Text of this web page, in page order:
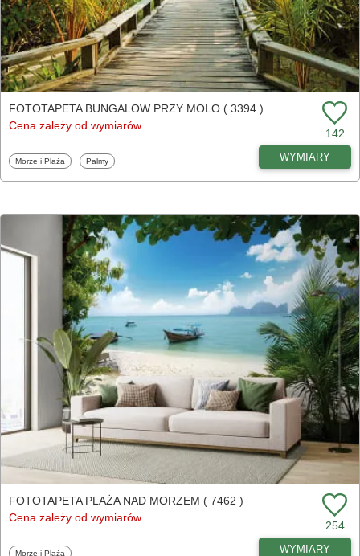
FOTOTAPETA BUNGALOW PRZY MOLO ( 3394 )
Cena zależy od wymiarów
142
Fototapety
Morze i Plaża Fototapety
Palmy WYMIARY
FOTOTAPETA PLAŻA NAD MORZEM ( 7462 )
Cena zależy od wymiarów
254
Fototapety
Morze i Plaża WYMIARY